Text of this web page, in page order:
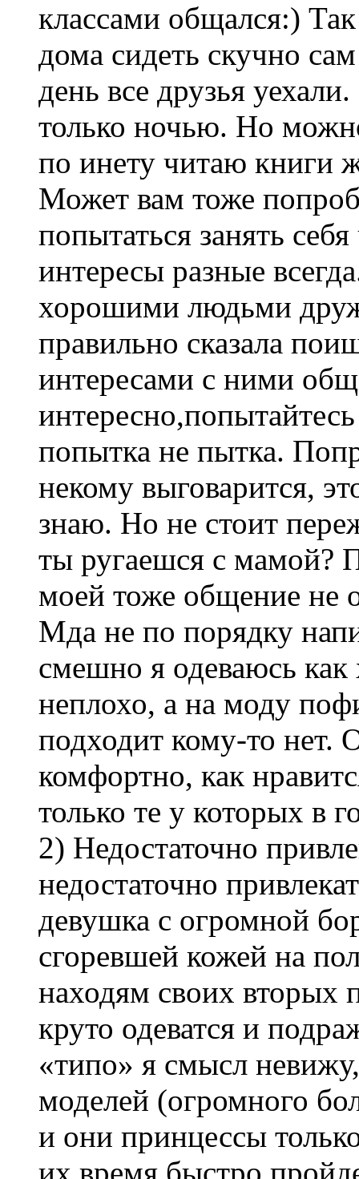
классами общался:)
дома сидеть скучно
день все друзья
только ночью. Но
по инету читаю книги
Может вам тоже
попытаться занять
интересы разные
хорошими людьми
правильно сказала
интересами с ними
попытка не пытка.
некому выговарится,
знаю. Но не стоит
ты ругаешся с мамой?
моей тоже общение не
Мда не по порядку
смешно я одеваюсь как
неплохо, а на моду
подходит кому-то нет.
комфортно, как
только те у которых в
2) Недостаточно
недостаточно
девушка с огромной
сгоревшей кожей на
находям своих вторых
круто одеватся и
«типо» я смысл
моделей (огромного
и они принцессы